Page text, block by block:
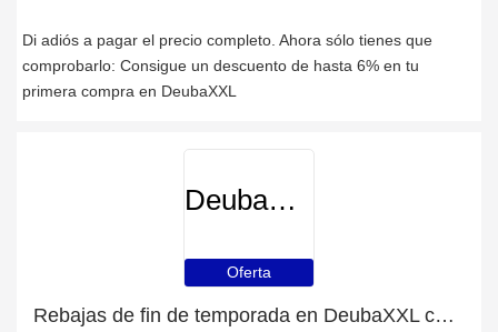
Di adiós a pagar el precio completo. Ahora sólo tienes que
comprobarlo: Consigue un descuento de hasta 6% en tu
primera compra en DeubaXXL
DeubaXXL
Oferta
Rebajas de fin de temporada en DeubaXXL con descuentos de hasta 38%